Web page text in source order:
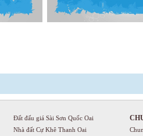
Đất đấu giá Sài Sơn Quốc Oai
Nhà đất Cự Khê Thanh Oai